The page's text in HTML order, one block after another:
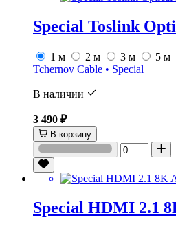
Special Toslink
1 м 2 м 3 м
5 м
Tchernov Cable • Special
В наличии
3 490 ₽
В корзину
Special HDMI 2.1